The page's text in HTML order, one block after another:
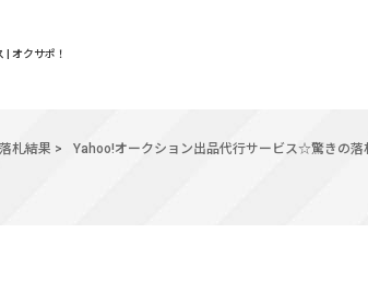
オクサポ！
札結果 > Yahoo!オークション出品代行サービス☆驚きの落